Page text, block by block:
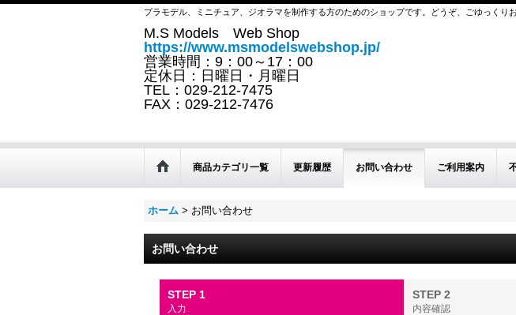
プラモデル、ミニチュア、ジオラマを制作する方のためのショップです。どうぞ、ごゆっくり
M.S Models Web Shop
https://www.msmodelswebshop.jp/
営業時間：9：00～17：00
定休日：日曜日・月曜日
TEL：029-212-7475
FAX：029-212-7476
商品カテゴリ一覧 更新履歴 お問い合わせ ご利用案内
ホーム > お問い合わせ
お問い合わせ
STEP 1
入力
STEP 2
内容確認